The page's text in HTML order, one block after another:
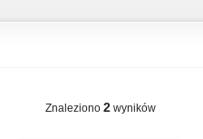
Znaleziono 2 wyników